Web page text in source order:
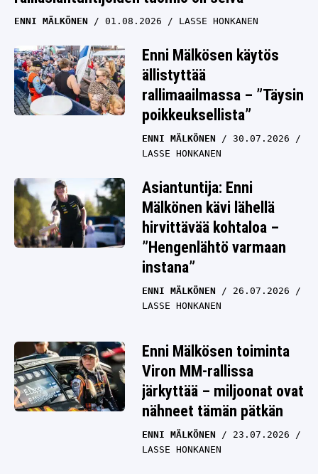
ENNI MÄLKÖNEN 01.08.2026 LASSE HONKANEN
Enni Mälkösen käytös
ällistyttää
rallimaailmassa – ”Täysin
poikkeuksellista”
ENNI MÄLKÖNEN
30.07.2026
LASSE HONKANEN
Asiantuntija: Enni
Mälkönen kävi lähellä
hirvittävää kohtaloa –
”Hengenlähtö varmaan
instana”
ENNI MÄLKÖNEN
26.07.2026
LASSE HONKANEN
Enni Mälkösen toiminta
Viron MM-rallissa
järkyttää – miljoonat ovat
nähneet tämän pätkän
ENNI MÄLKÖNEN
23.07.2026
LASSE HONKANEN